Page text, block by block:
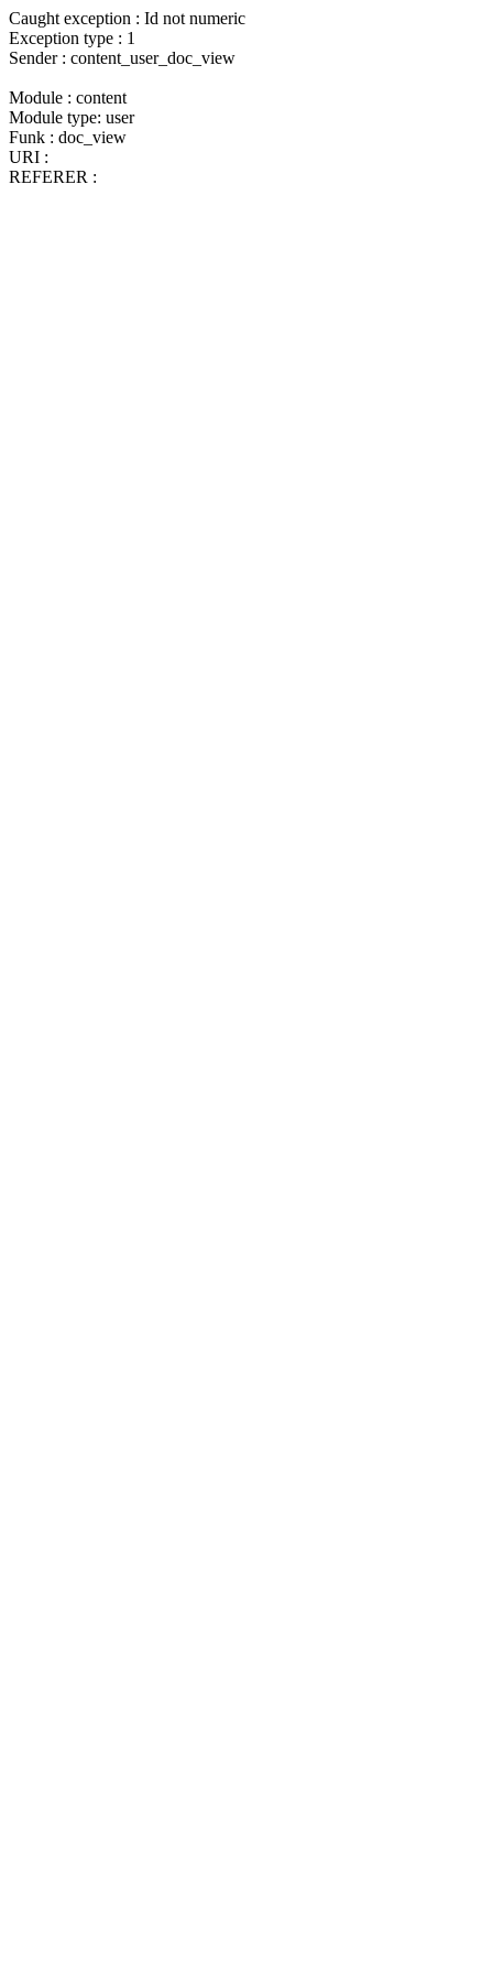
Caught exception : Id not numeric
Exception type : 1
Sender : content_user_doc_view
Module : content
Module type: user
Funk : doc_view
URI :
REFERER :